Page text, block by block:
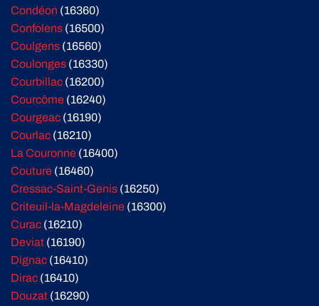
Condéon (16360)
Confolens (16500)
Coulgens (16560)
Coulonges (16330)
Courbillac (16200)
Courcôme (16240)
Courgeac (16190)
Courlac (16210)
La Couronne (16400)
Couture (16460)
Cressac-Saint-Genis (16250)
Criteuil-la-Magdeleine (16300)
Curac (16210)
Deviat (16190)
Dignac (16410)
Dirac (16410)
Douzat (16290)